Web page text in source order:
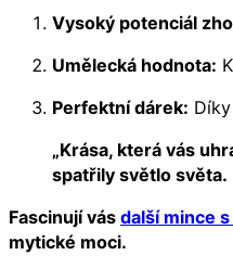
Vysoký potenciál
Umělecká hodnota:
Perfektní dárek:
„Krása, která vás
spatřily světlo světa.
Fascinují vás další mince
mytické moci.